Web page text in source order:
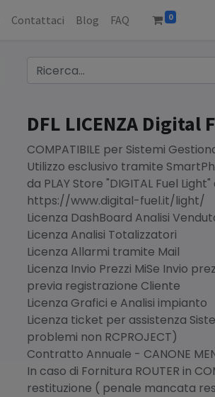
Contattaci Blog FAQ 0
DFL LICENZA Digital
COMPATIBILE per Sistemi
Utilizzo esclusivo tramite
da PLAY Store "DIGITAL Fuel
https://www.digital-fuel.it/light/
Licenza DashBoard Analisi
Licenza Analisi Totalizzatori
Licenza Allarmi tramite Mail
Licenza Invio Prezzi MiSe Invio
previa registrazione Cliente
Licenza Grafici e Analisi impianto
Licenza ticket per assistenza
problemi non RCPROJECT)
Contratto Annuale - CANONE
In caso di Fornitura ROUTER in
restituzione ( penale mancata